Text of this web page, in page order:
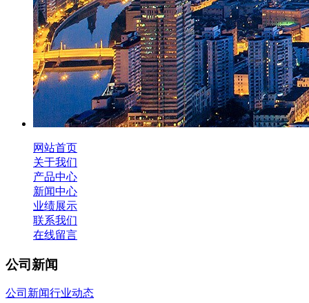
网站首页
关于我们
产品中心
新闻中心
业绩展示
联系我们
在线留言
公司新闻
公司新闻行业动态